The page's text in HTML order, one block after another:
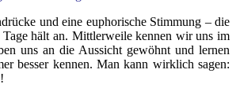
und eine euphorische Stimmung – die
Tage hält an. Mittlerweile kennen wir uns im
uns an die Aussicht gewöhnt und lernen
besser kennen. Man kann wirklich sagen: